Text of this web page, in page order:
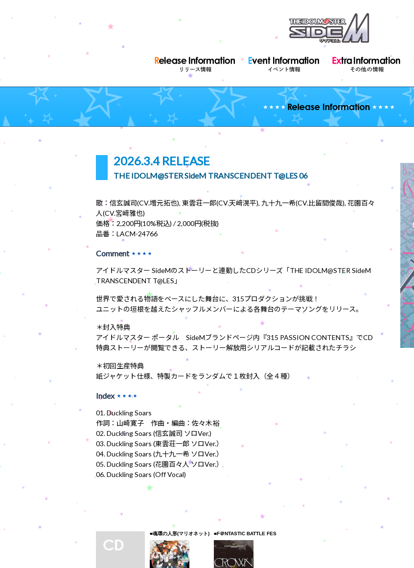
2026.3.4 RELEASE
THE IDOLM@STER SideM TRANSCENDENT T@LES 06
歌：信玄誠司(CV.増元拓也), 東雲荘一郎(CV.天﨑滉平), 九十九一希(CV.比留間俊哉), 花園百々
人(CV.宮﨑雅也)
価格：2,200円(10%税込) / 2,000円(税抜)
品番：LACM-24766
Comment ★★★★
アイドルマスター SideMのストーリーと連動したCDシリーズ「THE IDOLM@STER SideM
TRANSCENDENT T@LES」
世界で愛される物語をベースにした舞台に、315プロダクションが挑戦！
ユニットの垣根を越えたシャッフルメンバーによる各舞台のテーマソングをリリース。
＊封入特典
アイドルマスター ポータル SideMブランドページ内『315 PASSION CONTENTS』でCD
特典ストーリーが閲覧できる、ストーリー解放用シリアルコードが記載されたチラシ
＊初回生産特典
紙ジャケット仕様、特製カードをランダムで１枚封入（全４種）
Index ★★★★
01. Duckling Soars
作詞：山崎寛子 作曲・編曲：佐々木裕
02. Duckling Soars (信玄誠司 ソロVer.)
03. Duckling Soars (東雲荘一郎 ソロVer.）
04. Duckling Soars (九十九一希 ソロVer.）
05. Duckling Soars (花園百々人 ソロVer.）
06. Duckling Soars (Off Vocal)
■魂環の人形(マリオネット) ■F＠NTASTIC BATTLE FES